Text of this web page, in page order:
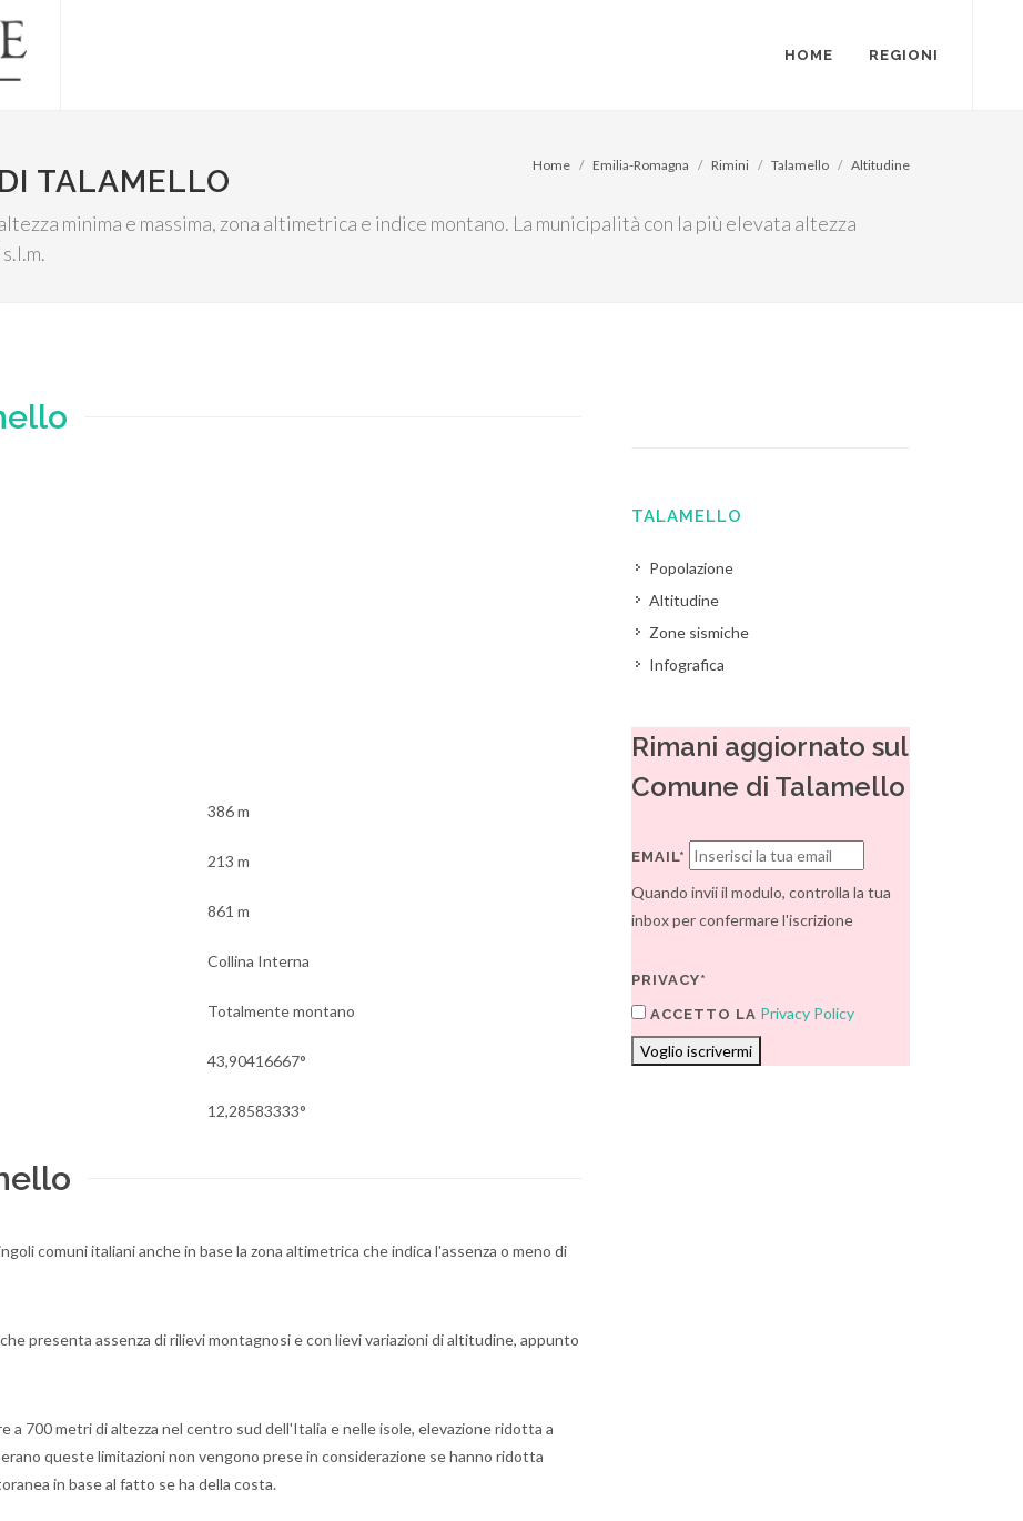
HOME REGIONI
TALAMELLO
minima e massima, zona altimetrica e indice montano. La municipalità con la più elevata altezza
Home Emilia-Romagna Rimini Talamello Altitudine
386 m
213 m
861 m
Collina Interna
Totalmente montano
43,90416667°
12,28583333°
comuni italiani anche in base la zona altimetrica che indica l'assenza o meno di
presenta assenza di rilievi montagnosi e con lievi variazioni di altitudine, appunto
a 700 metri di altezza nel centro sud dell'Italia e nelle isole, elevazione ridotta a
queste limitazioni non vengono prese in considerazione se hanno ridotta
in base al fatto se ha della costa.
TALAMELLO
Popolazione
Altitudine
Zone sismiche
Infografica
Rimani aggiornato sul
Comune di Talamello
EMAIL*
Quando invii il modulo, controlla la tua
inbox per confermare l'iscrizione
PRIVACY*
ACCETTO LA Privacy Policy
Voglio iscrivermi